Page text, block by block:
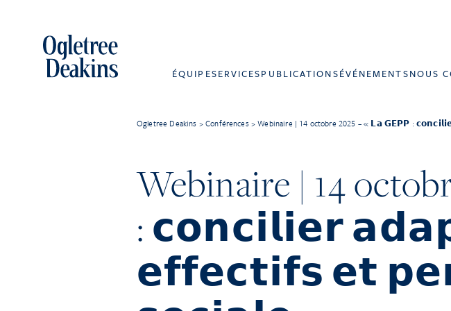
ÉQUIPESERVICESPUBLICATIONSÉVÉNEMENTSNOUS
Ogletree Deakins >Conférences >Webinaire | 14 octobre 2025 – « 𝗟𝗮 𝗚𝗘𝗣𝗣 :
Webinaire | 14
: 𝗰𝗼𝗻𝗰𝗶𝗹𝗶𝗲𝗿
𝗲𝗳𝗳𝗲𝗰𝘁𝗶𝗳𝘀 𝗲𝘁